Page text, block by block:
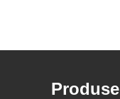
Produse